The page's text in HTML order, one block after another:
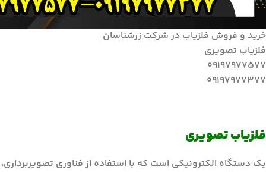
خرید و فروش فلزیاب در شرکت زرشناسان
فلزیاب تصویری
09197977577
09197977377
فلزیاب تصویری
یک دستگاه الکترونیکی است که با استفاده از فناوری تصویربرداری،